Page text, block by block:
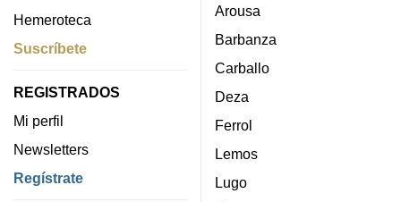
Hemeroteca
Suscríbete
REGISTRADOS
Mi perfil
Newsletters
Regístrate
Arousa
Barbanza
Carballo
Deza
Ferrol
Lemos
Lugo